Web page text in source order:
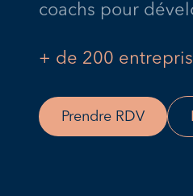
coachs pour
+ de 200
Prendre RDV